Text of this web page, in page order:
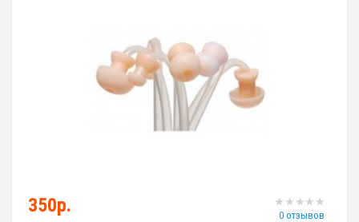
0 отзывов
350р.